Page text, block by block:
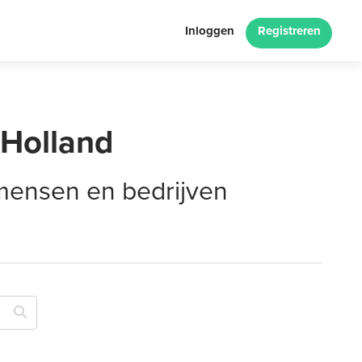
Inloggen Registreren
en bedrijven